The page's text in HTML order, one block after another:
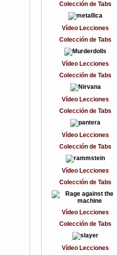
Colección de Tabs
Vídeo Lecciones
Colección de Tabs
Vídeo Lecciones
Colección de Tabs
Vídeo Lecciones
Colección de Tabs
Vídeo Lecciones
Colección de Tabs
Vídeo Lecciones
Colección de Tabs
Vídeo Lecciones
Colección de Tabs
Vídeo Lecciones